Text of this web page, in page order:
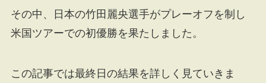
その中、日本の竹田麗央選手がプレーオフを制し
米国ツアーでの初優勝を果たしました。
この記事では最終日の結果を詳しく見ていきま